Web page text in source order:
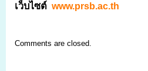
เว็บไซต์ www.prsb.ac.th
Comments are closed.